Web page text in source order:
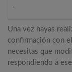
-
Una vez hayas
confirmación con
necesitas que
respondiendo a